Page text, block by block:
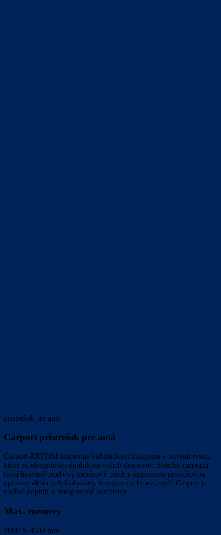
prístrešok pre autá
Carport prístrešok pre autá
Carport ARTOSI disponuje kubistickým dizajnom s ostrými rysmi,
ktoré sú elegantným doplnkom vašich domovov. Strechu carportu
tvorí lisovaný oceľový trapézový plech s duplexnou povrchovou
úpravou alebo polykarbonáty, transparent, bronz, opál. Carport je
možné doplniť o integrované osvetlenie.
Max. rozmery
7000 X 4500 mm